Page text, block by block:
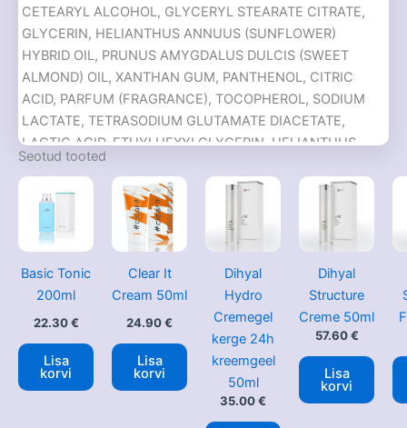
CETEARYL ALCOHOL, GLYCERYL STEARATE CITRATE,
GLYCERIN, HELIANTHUS ANNUUS (SUNFLOWER)
HYBRID OIL, PRUNUS AMYGDALUS DULCIS (SWEET
ALMOND) OIL, XANTHAN GUM, PANTHENOL, CITRIC
ACID, PARFUM (FRAGRANCE), TOCOPHEROL, SODIUM
LACTATE, TETRASODIUM GLUTAMATE DIACETATE,
LACTIC ACID, ETHYLHEXYLGLYCERIN, HELIANTHUS
ANNUUS (SUNFLOWER) SEED OIL, ALLANTOIN, SODIUM
HYDROXIDE, PENTYLENE GLYCOL, TOCOPHEROL,
SERINE, UREA, SORBITOL, SODIUM CHLORIDE,
PHENOXYETHANOL, POTASSIUM SORBATE, SODIUM
BENZOATE, COUMARIN, LINALOOL, LIMONENE, ALPHA-
ISOMETHYL IONONE.
Seotud tooted
Basic Tonic
200ml
22.30€
Lisa
korvi
Clear It
Cream 50ml
24.90€
Lisa
korvi
Dihyal
Hydro
Cremegel
kerge 24h
kreemgeel
50ml
35.00€
Dihyal
Structure
Creme 50ml
57.60€
Lisa
korvi